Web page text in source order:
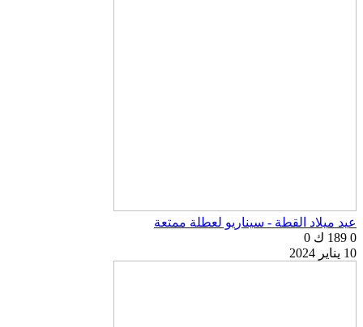
عيد ميلاد القطة - سيناريو لعطلة ممتعة
0 189 ك
0
10 يناير 2024